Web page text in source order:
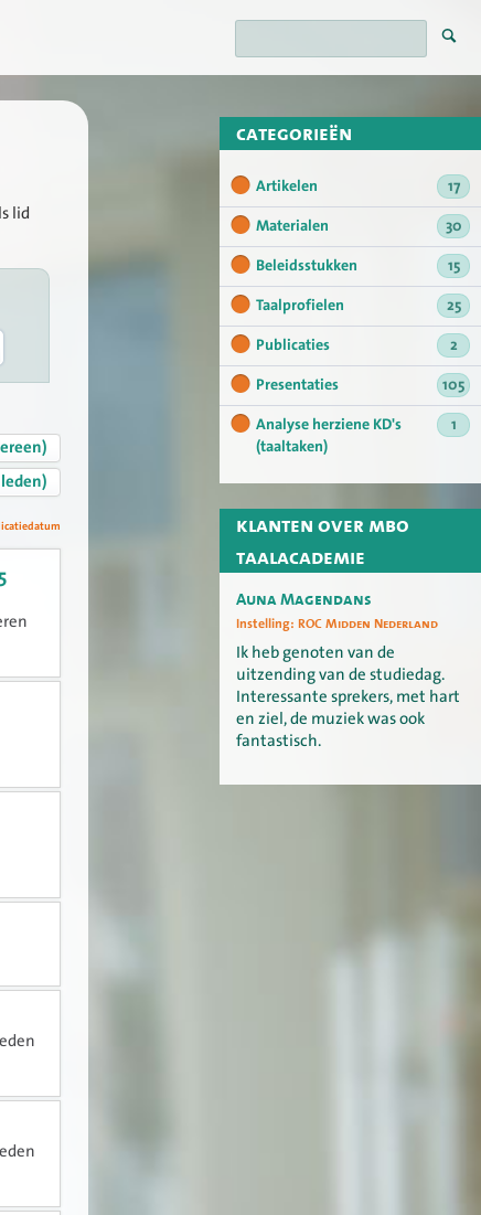
categorieën
Artikelen
17
Materialen
30
Beleidsstukken
15
Taalprofielen
25
Publicaties
2
Presentaties
105
Analyse herziene KD's
(taaltaken)
1
klanten over mbo
taalacademie
Auna Magendans
Instelling: ROC Midden Nederland
Ik heb genoten van de
uitzending van de studiedag.
Interessante sprekers, met hart
en ziel, de muziek was ook
fantastisch.
lid